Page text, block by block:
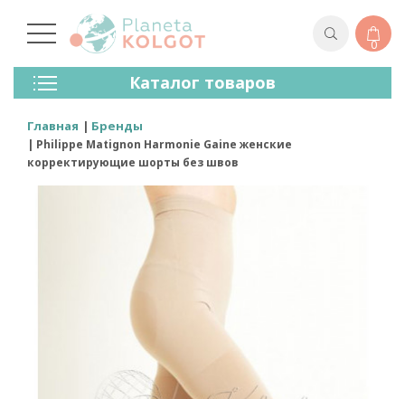
0
Каталог товаров
Колготки
Чулки
Лосины (леггинсы)
Носки И Гольфы
Спортивная Одежда
Главная Бренды
Philippe Matignon Harmonie Gaine женские
корректирующие шорты без швов